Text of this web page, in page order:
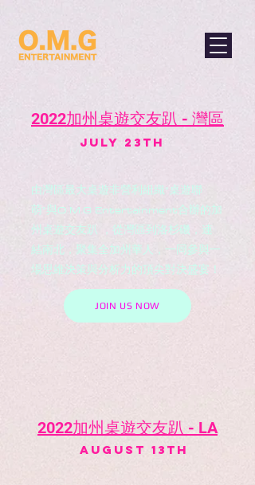
2022加州桌遊交友趴 - 灣區
JULY 23th
JOIN US NOW
由灣區最大桌遊非營利組織“桌遊聯
萌”與O.M.G Entertainment合辦的加
州桌遊交友趴 ，從灣區到洛杉磯，連
結南北，聚集全加州華人，一同參與一
場思維決策與分析力的頂尖對決盛宴！
2022加州桌遊交友趴 - LA
AUGUST 13th